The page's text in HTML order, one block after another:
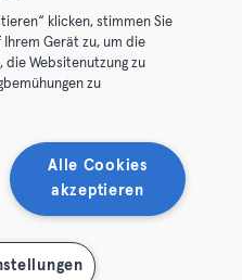
All rights reserved.
de confidentialité
klicken, stimmen Sie
Gerät zu, um die
die Websitenutzung zu
zu
Alle Cookies
akzeptieren